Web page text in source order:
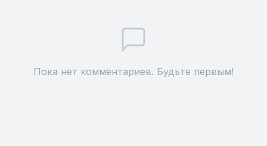
Пока нет комментариев. Будьте первым!